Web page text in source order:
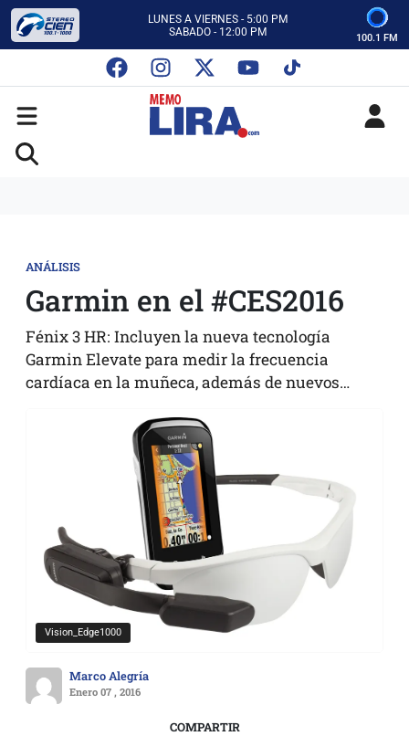
LUNES A VIERNES - 5:00 PM
SABADO - 12:00 PM
CON MEMO LIRA Y SU EQUIPO
LUNES A VIERNES - 5:00 PM
SABADO - 12:00 PM
100.1 FM
ANÁLISIS
Garmin en el #CES2016
Fénix 3 HR: Incluyen la nueva tecnología
Garmin Elevate para medir la frecuencia
cardíaca en la muñeca, además de nuevos…
Vision_Edge1000
Marco Alegría
Enero 07 , 2016
COMPARTIR